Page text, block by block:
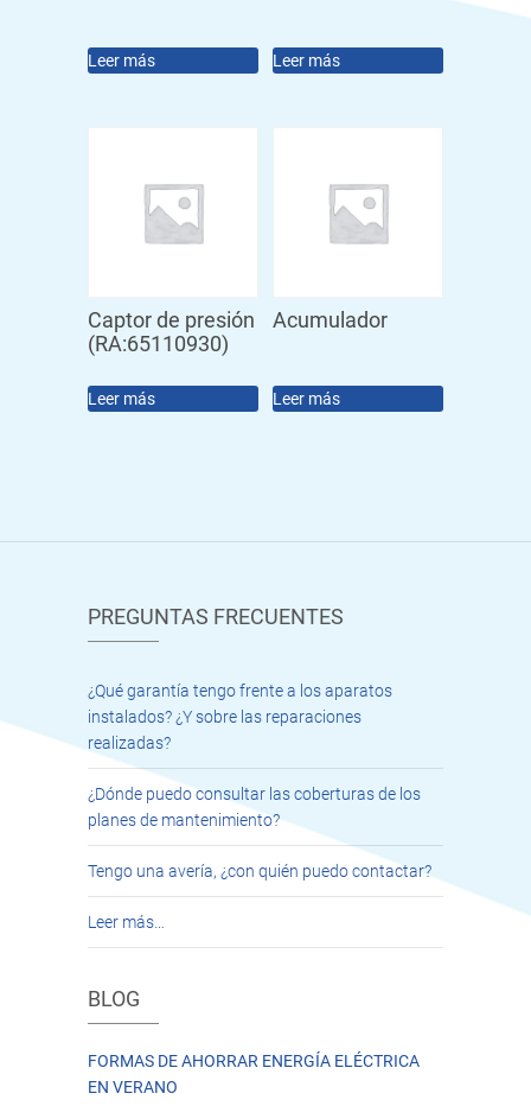
Leer más Leer más
Captor de presión
(RA:65110930)
Leer más
Acumulador
Leer más
PREGUNTAS FRECUENTES
¿Qué garantía tengo frente a los aparatos
instalados? ¿Y sobre las reparaciones
realizadas?
¿Dónde puedo consultar las coberturas de los
planes de mantenimiento?
Tengo una avería, ¿con quién puedo contactar?
Leer más…
BLOG
FORMAS DE AHORRAR ENERGÍA ELÉCTRICA
EN VERANO